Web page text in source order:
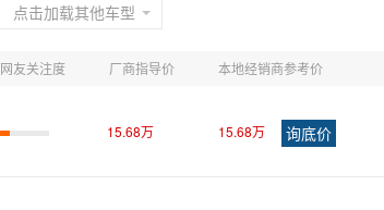
点击加载其他车型
网友关注度 厂商指导价 本地经销商参考价
15.68万 15.68万